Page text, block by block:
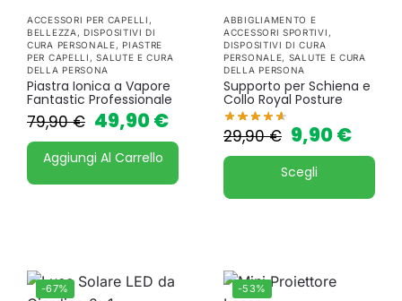
ACCESSORI PER CAPELLI ,
BELLEZZA ,DISPOSITIVI DI
CURA PERSONALE,PIASTRE
PER CAPELLI ,SALUTE E CURA
DELLA PERSONA
Piastra Ionica a Vapore
Fantastic Professionale
79,90€ 49,90€
Aggiungi Al Carrello
ABBIGLIAMENTO E
ACCESSORI SPORTIVI ,
DISPOSITIVI DI CURA
PERSONALE, SALUTE E CURA
DELLA PERSONA
Supporto per Schiena e
Collo Royal Posture
29,90€ 9,90€
Scegli
-67% -53%